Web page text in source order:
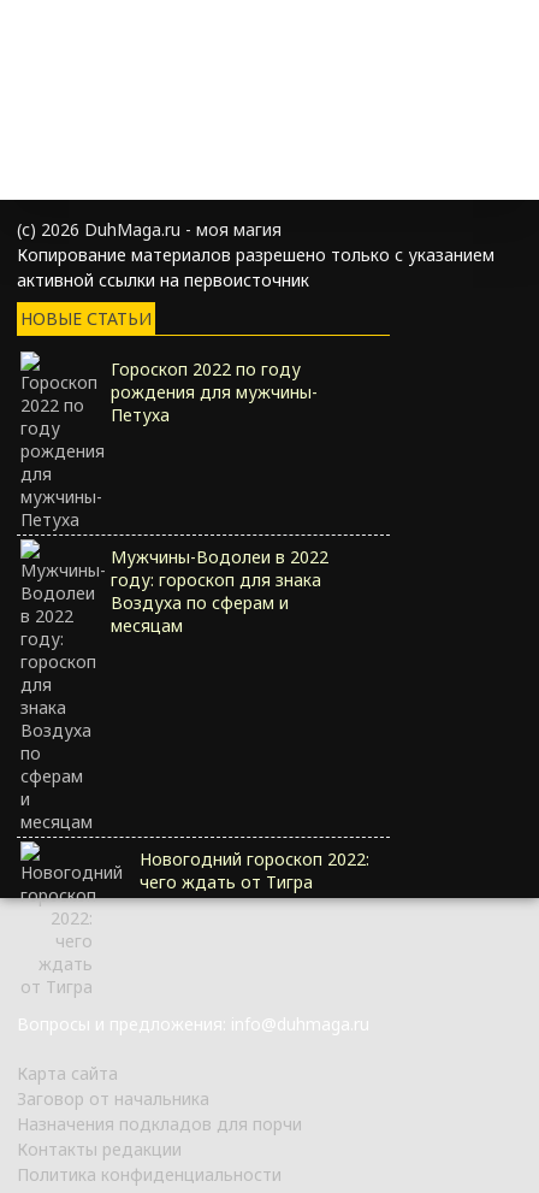
(с) 2026 DuhMaga.ru - моя магия
Копирование материалов разрешено только с указанием
активной ссылки на первоисточник
НОВЫЕ СТАТЬИ
Гороскоп 2022 по году
рождения для мужчины-
Петуха
Мужчины-Водолеи в 2022
году: гороскоп для знака
Воздуха по сферам и
месяцам
Новогодний гороскоп 2022:
чего ждать от Тигра
Вопросы и предложения: info@duhmaga.ru
Карта сайта
Заговор от начальника
Назначения подкладов для порчи
Контакты редакции
Политика конфиденциальности